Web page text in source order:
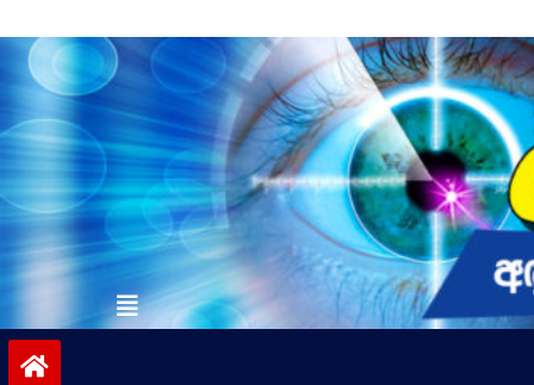
to
contentvinivida.lk